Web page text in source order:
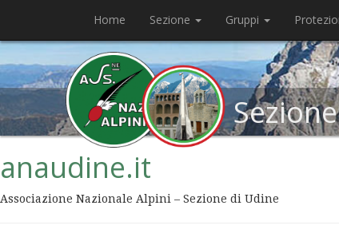
Home Sezione Gruppi
anaudine.it
Associazione Nazionale Alpini – Sezione di Udine